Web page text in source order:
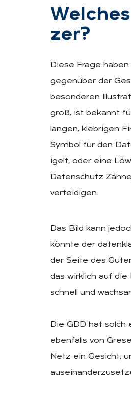
zer?
Diese Frage
gegenüber der
besonderen
groß, ist bekannt
langen, klebrigen
Symbol für den
igelt, oder eine
Datenschutz
verteidigen.
Das Bild kann
könnte der
der Seite des
das wirklich auf die
schnell und
Die GDD hat solch
ebenfalls von
Netz ein Gesicht,